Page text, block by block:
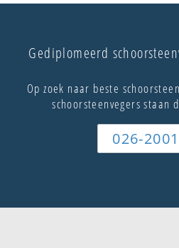
Gediplomeerd
Op zoek naar beste
schoorsteenvegers staan
026-